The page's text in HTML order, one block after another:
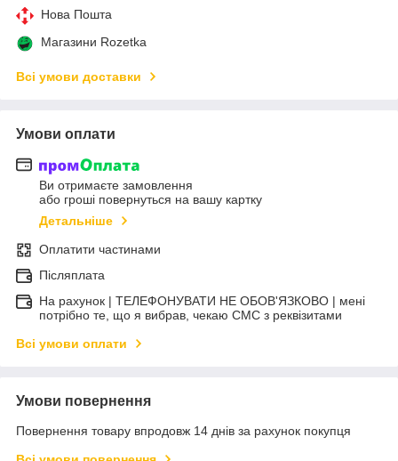
Нова Пошта
Магазини Rozetka
Всі умови доставки
Умови оплати
Ви отримаєте замовлення
або гроші повернуться на вашу картку
Детальніше
Оплатити частинами
Післяплата
На рахунок | ТЕЛЕФОНУВАТИ НЕ ОБОВ'ЯЗКОВО | мені
потрібно те, що я вибрав, чекаю СМС з реквізитами
Всі умови оплати
Умови повернення
Повернення товару впродовж 14 днів за рахунок покупця